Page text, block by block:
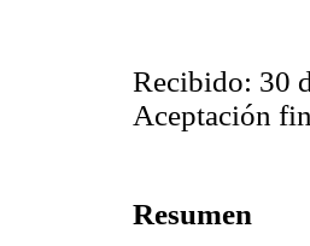
Recibido: 30
Aceptación
Resumen